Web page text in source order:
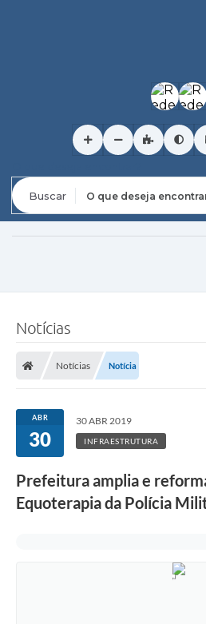
Notícias
Notícias Notícia
ABR
30
30 ABR 2019
INFRAESTRUTURA
Prefeitura amplia e
Equoterapia da Polícia